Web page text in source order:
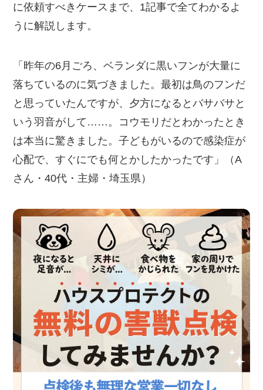
に依頼すべきケースまで、1記事で全てわかるよ
うに解説します。
「昨年の6月ごろ、ベランダに黒いフンが大量に
落ちているのに気づきました。最初は鳥のフンだ
と思っていたんですが、夕方になるとバサバサと
いう羽音がして……。コウモリだとわかったとき
は本当に驚きました。子どもがいるので感染症が
心配で、すぐにでも何とかしたかったです」（A
さん・40代・主婦・埼玉県）